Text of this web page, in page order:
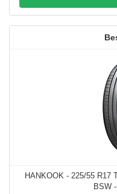
HANKOOK - 225/55 R17
BSW